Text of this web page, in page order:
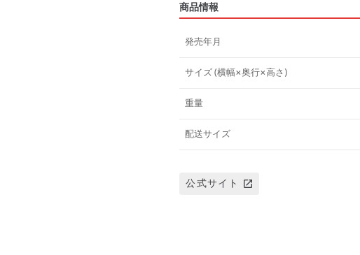
商品情報
発売年月
サイズ (横幅×奥行×高さ)
重量
配送サイズ
公式サイト